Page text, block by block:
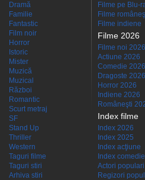
Dramă
Familie
Fantastic
Film noir
Horror
Istoric
Mister
Muzică
Muzical
Război
Romantic
Scurt metraj
SF
Stand Up
Thriller
Western
Taguri filme
Taguri stiri
Arhiva stiri
Filme pe Blu-
Filme
Filme indiene
Filme 2026
Filme noi 2026
Actiune 2026
Comedie 2026
Dragoste 2026
Horror 2026
Indiene 2026
Româneşti
Index filme
Index 2026
Index 2025
Index acţiune
Index comedie
Actori populari
Regizori